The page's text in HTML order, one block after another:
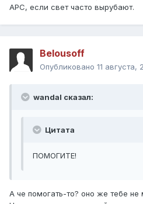
АРС, если свет часто вырубают.
Belousoff
Опубликовано 11 августа,
wandal сказал:
Цитата
ПОМОГИТЕ!
А че помогать-то? оно же тебе